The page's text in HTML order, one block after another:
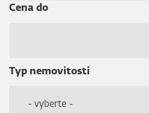
Cena do
Typ nemovitosti
- vyberte -